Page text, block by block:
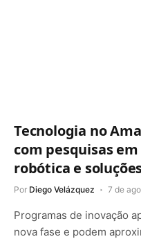
Tecnologia no
com pesquisas
robótica e
Por Diego Velázquez 7 de
Programas de inovação
nova fase e podem